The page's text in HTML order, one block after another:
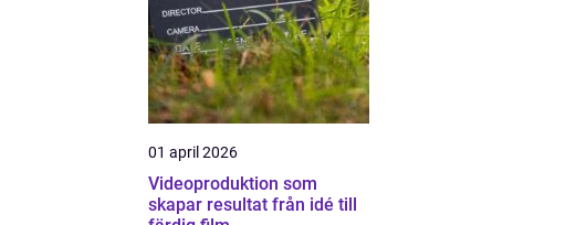
01 april 2026
Videoproduktion som
skapar resultat från idé till